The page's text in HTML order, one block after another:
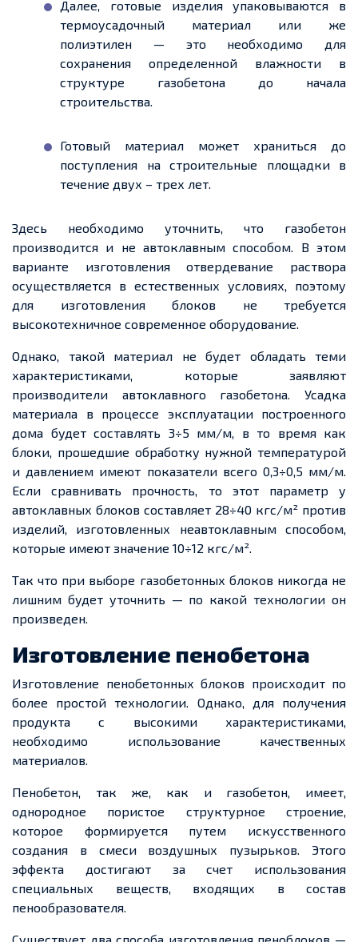
Далее, готовые изделия упаковываются в
термоусадочный материал или же
полиэтилен — это необходимо для
сохранения определенной влажности в
структуре газобетона до начала
строительства.
Готовый материал может храниться до
поступления на строительные площадки в
течение двух – трех лет.
Здесь необходимо уточнить, что газобетон
производится и не автоклавным способом. В этом
варианте изготовления отвердевание раствора
осуществляется в естественных условиях, поэтому
для изготовления блоков не требуется
высокотехничное современное оборудование.
Однако, такой материал не будет обладать теми
характеристиками, которые заявляют
производители автоклавного газобетона. Усадка
материала в процессе эксплуатации построенного
дома будет составлять 3÷5 мм/м, в то время как
блоки, прошедшие обработку нужной температурой
и давлением имеют показатели всего 0,3÷0,5 мм/м.
Если сравнивать прочность, то этот параметр у
автоклавных блоков составляет 28÷40 кгс/м² против
изделий, изготовленных неавтоклавнымспособом,
которые имеют значение 10÷12 кгс/м².
Так что при выборе газобетонных блоков никогда не
лишним будетуточнить — по какой технологии он
произведен.
Изготовление пенобетона
Изготовление пенобетонных блоков происходит по
более простой технологии. Однако, для получения
продукта с высокими характеристиками,
необходимо использование качественных
материалов.
Пенобетон, так же, как и газобетон, имеет,
однородное пористое структурное строение,
которое формируется путем искусственного
создания в смеси воздушных пузырьков. Этого
эффекта достигают засчет использования
специальных веществ, входящих в состав
пенообразователя.